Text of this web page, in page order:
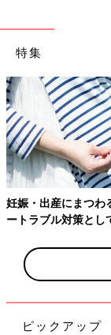
鱗癬の疑いがあり
とになりました
に。皮膚の保湿指
要な遺伝子検査の
「千尋が千尋
を失った
特集
妊娠・出産にまつわ
ートラブル対策とし
ピックアップ